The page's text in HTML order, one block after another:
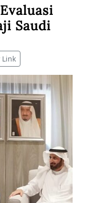
Saudi
Link